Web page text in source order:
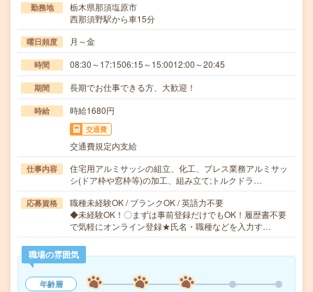
勤務地
栃木県那須塩原市
西那須野駅から車15分
曜日頻度 月～金
時間 08:30～17:1506:15～15:0012:00～20:45
期間 長期でお仕事できる方、大歓迎！
時給 時給1680円
交通費
交通費規定内支給
仕事内容
住宅用アルミサッシの組立、化工、プレス業務アルミサッ
シ(ドア枠や窓枠等)の加工、組み立て;トルクドラ…
応募資格
職種未経験OK / ブランクOK / 英語力不要
◆未経験OK！〇まずは事前登録だけでもOK！履歴書不要
で気軽にオンライン登録★氏名・職種などを入力す…
職場の雰囲気
年齢層